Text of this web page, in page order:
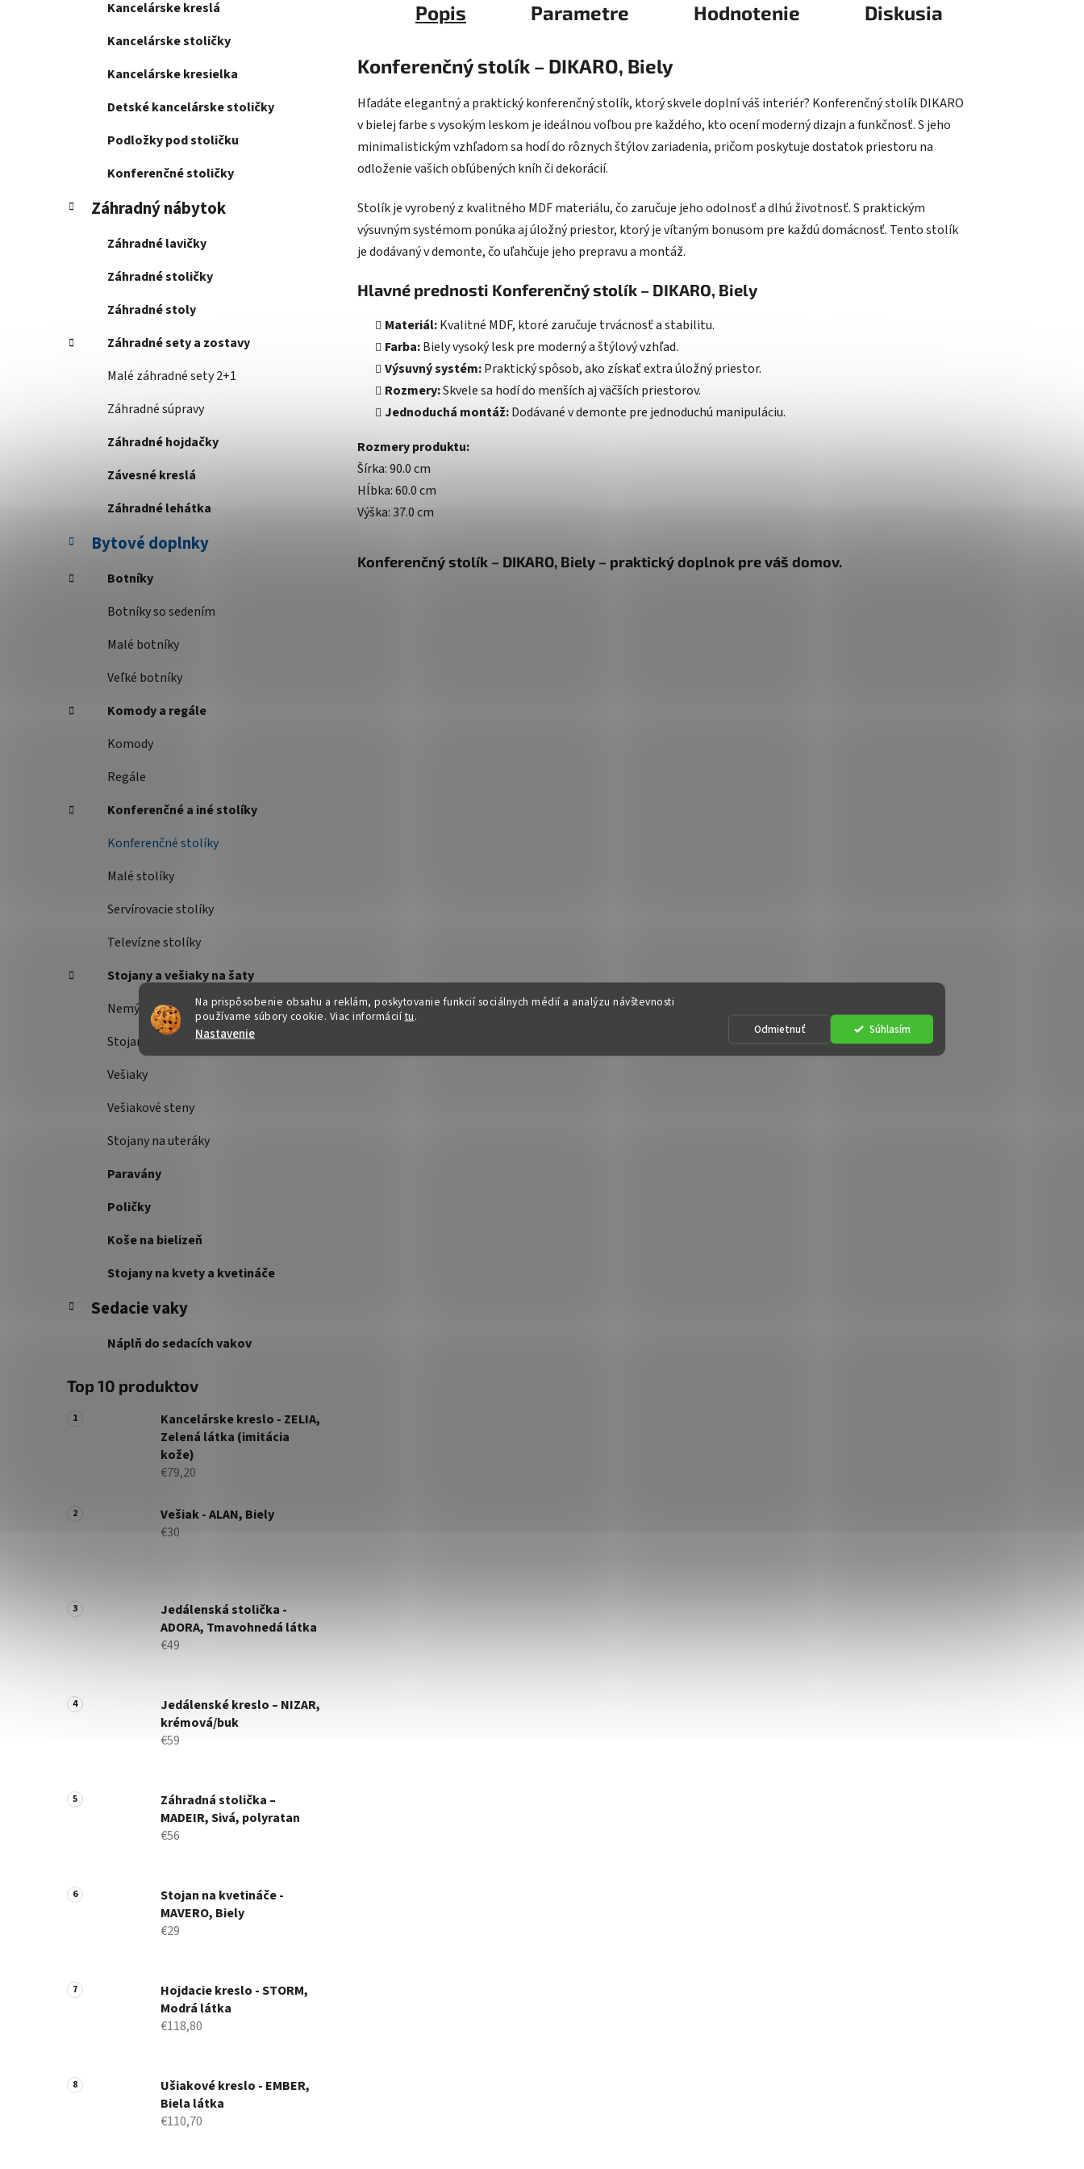
Na prispôsobenie obsahu a reklám, poskytovanie funkcií sociálnych médií a analýzu návštevnosti
používame súbory cookie. Viac informáciítu.
Nastavenie Odmietnuť Súhlasím
Kancelárske kreslá
Kancelárske stoličky
Kancelárske kresielka
Detské kancelárske stoličky
Podložky pod stoličku
Konferenčné stoličky
Záhradný nábytok
Záhradné lavičky
Záhradné stoličky
Záhradné stoly
Záhradné sety a zostavy
Malé záhradné sety 2+1
Záhradné súpravy
Záhradné hojdačky
Závesné kreslá
Záhradné lehátka
Bytové doplnky
Botníky
Botníky so sedením
Malé botníky
Veľké botníky
Komody a regále
Komody
Regále
Konferenčné a iné stolíky
Konferenčné stolíky
Malé stolíky
Servírovacie stolíky
Televízne stolíky
Stojany a vešiaky na šaty
Nemý sluha
Stojany na šaty
Vešiaky
Vešiakové steny
Stojany na uteráky
Paravány
Poličky
Koše na bielizeň
Stojany na kvety a kvetináče
Sedacie vaky
Náplň do sedacích vakov
Top 10 produktov
Kancelárske kreslo - ZELIA,
Zelená látka (imitácia
kože)
€79,20
Vešiak - ALAN, Biely
€30
Jedálenská stolička -
ADORA, Tmavohnedá látka
€49
Jedálenské kreslo – NIZAR,
krémová/buk
€59
Záhradná stolička –
MADEIR, Sivá, polyratan
€56
Stojan na kvetináče -
MAVERO, Biely
€29
Hojdacie kreslo - STORM,
Modrá látka
€118,80
Ušiakové kreslo - EMBER,
Biela látka
€110,70
Popis Parametre Hodnotenie Diskusia
Konferenčný stolík – DIKARO, Biely
Hľadáte elegantný a praktický konferenčný stolík, ktorý skvele doplní váš interiér? Konferenčný stolík DIKARO
v bielej farbe s vysokým leskom je ideálnou voľbou pre každého, kto ocení moderný dizajn a funkčnosť. S jeho
minimalistickým vzhľadom sa hodí do rôznych štýlov zariadenia, pričom poskytuje dostatok priestoru na
odloženie vašich obľúbených kníh či dekorácií.
Stolík je vyrobený z kvalitného MDF materiálu, čo zaručuje jeho odolnosť a dlhú životnosť. S praktickým
výsuvným systémom ponúka aj úložný priestor, ktorý je vítaným bonusom pre každú domácnosť. Tento stolík
je dodávaný v demonte, čo uľahčuje jeho prepravu a montáž.
Hlavné prednosti Konferenčný stolík – DIKARO, Biely
Materiál:Kvalitné MDF, ktoré zaručuje trvácnosť a stabilitu.
Farba:Biely vysoký lesk pre moderný a štýlový vzhľad.
Výsuvný systém:Praktický spôsob, ako získať extra úložný priestor.
Rozmery:Skvele sa hodí do menších aj väčších priestorov.
Jednoduchá montáž:Dodávané v demonte pre jednoduchú manipuláciu.
Rozmery produktu:
Šírka: 90.0 cm
Hĺbka: 60.0 cm
Výška: 37.0 cm
Konferenčný stolík – DIKARO, Biely – praktický doplnok pre váš domov.